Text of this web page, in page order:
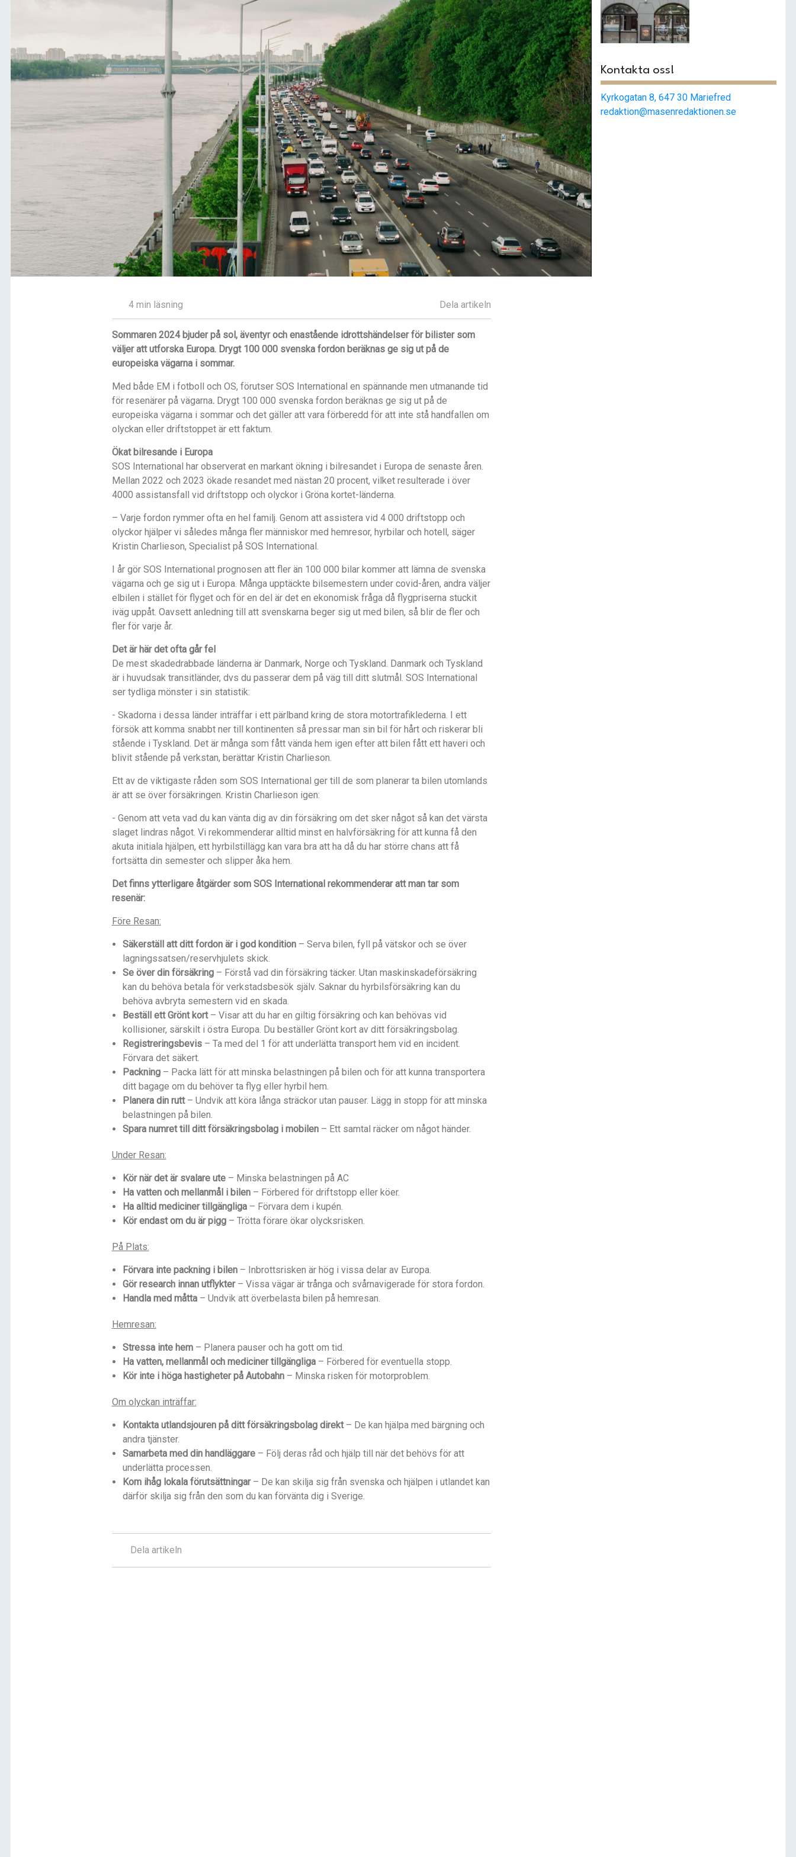
4 min läsning Dela artikeln
Sommaren 2024 bjuder på sol, äventyr och enastående idrottshändelser för bilister som
väljer att utforska Europa. Drygt 100 000 svenska fordon beräknas ge sig ut på de
europeiska vägarna i sommar.
Med både EM i fotboll och OS, förutser SOS International en spännande men utmanande tid
för resenärer på vägarna. Drygt 100 000 svenska fordon beräknas ge sig ut på de
europeiska vägarna i sommar och det gäller att vara förberedd för att inte stå handfallen om
olyckan eller driftstoppet är ett faktum.
Ökat bilresande i Europa
SOS International har observerat en markant ökning i bilresandet i Europa de senaste åren.
Mellan 2022 och 2023 ökade resandet med nästan 20 procent, vilket resulterade i över
4000 assistansfall vid driftstopp och olyckor i Gröna kortet-länderna.
– Varje fordon rymmer ofta en hel familj. Genom att assistera vid 4 000 driftstopp och
olyckor hjälper vi således många fler människor med hemresor, hyrbilar och hotell, säger
Kristin Charlieson, Specialist på SOS International.
I år gör SOS International prognosen att fler än 100 000 bilar kommer att lämna de svenska
vägarna och ge sig ut i Europa. Många upptäckte bilsemestern under covid-åren, andra väljer
elbilen i stället för flyget och för en del är det en ekonomisk fråga då flygpriserna stuckit
iväg uppåt. Oavsett anledning till att svenskarna beger sig ut med bilen, så blir de fler och
fler för varje år.
Det är här det ofta går fel
De mest skadedrabbade länderna är Danmark, Norge och Tyskland. Danmark och Tyskland
är i huvudsak transitländer, dvs du passerar dem på väg till ditt slutmål. SOS International
ser tydliga mönster i sin statistik:
- Skadorna i dessa länder inträffar i ett pärlband kring de stora motortrafiklederna. I ett
försök att komma snabbt ner till kontinenten så pressar man sin bil för hårt och riskerar bli
stående i Tyskland. Det är många som fått vända hem igen efter att bilen fått ett haveri och
blivit stående på verkstan, berättar Kristin Charlieson.
Ett av de viktigaste råden som SOS International ger till de som planerar ta bilen utomlands
är att se över försäkringen. Kristin Charlieson igen:
- Genom att veta vad du kan vänta dig av din försäkring om det sker något så kan det värsta
slaget lindras något. Vi rekommenderar alltid minst en halvförsäkring för att kunna få den
akuta initiala hjälpen, ett hyrbilstillägg kan vara bra att ha då du har större chans att få
fortsätta din semester och slipper åka hem.
Det finns ytterligare åtgärder som SOS International rekommenderar att man tar som
resenär:
Före Resan:
Säkerställ att ditt fordon är i god kondition– Serva bilen, fyll på vätskor och se över
lagningssatsen/reservhjulets skick.
Se över din försäkring– Förstå vad din försäkring täcker. Utan maskinskadeförsäkring
kan du behöva betala för verkstadsbesök själv. Saknar du hyrbilsförsäkring kan du
behöva avbryta semestern vid en skada.
Beställ ett Grönt kort– Visar att du har en giltig försäkring och kan behövas vid
kollisioner, särskilt i östra Europa. Du beställer Grönt kort av ditt försäkringsbolag.
Registreringsbevis– Ta med del 1 för att underlätta transport hem vid en incident.
Förvara det säkert.
Packning– Packa lätt för att minska belastningen på bilen och för att kunna transportera
ditt bagage om du behöver ta flyg eller hyrbil hem.
Planera din rutt– Undvik att köra långa sträckor utan pauser. Lägg in stopp för att minska
belastningen på bilen.
Spara numret till ditt försäkringsbolag i mobilen– Ett samtal räcker om något händer.
Under Resan:
Kör när det är svalare ute– Minska belastningen på AC
Ha vatten och mellanmål i bilen – Förbered för driftstopp eller köer.
Ha alltid mediciner tillgängliga– Förvara dem i kupén.
Kör endast om du är pigg– Trötta förare ökar olycksrisken.
På Plats:
Förvara inte packning i bilen– Inbrottsrisken är hög i vissa delar av Europa.
Gör research innan utflykter– Vissa vägar är trånga och svårnavigerade för stora fordon.
Handla med måtta– Undvik att överbelasta bilen på hemresan.
Hemresan:
Stressa inte hem– Planera pauser och ha gott om tid.
Ha vatten, mellanmål och mediciner tillgängliga– Förbered för eventuella stopp.
Kör inte i höga hastigheter på Autobahn– Minska risken för motorproblem.
Om olyckan inträffar:
Kontakta utlandsjouren på ditt försäkringsbolag direkt– De kan hjälpa med bärgning och
andra tjänster.
Samarbeta med din handläggare– Följ deras råd och hjälp till när det behövs för att
underlätta processen.
Kom ihåg lokala förutsättningar– De kan skilja sig från svenska och hjälpen i utlandet kan
därför skilja sig från den som du kan förvänta dig i Sverige.
Dela artikeln
Kontakta oss!
Kyrkogatan 8, 647 30 Mariefred
redaktion@masenredaktionen.se